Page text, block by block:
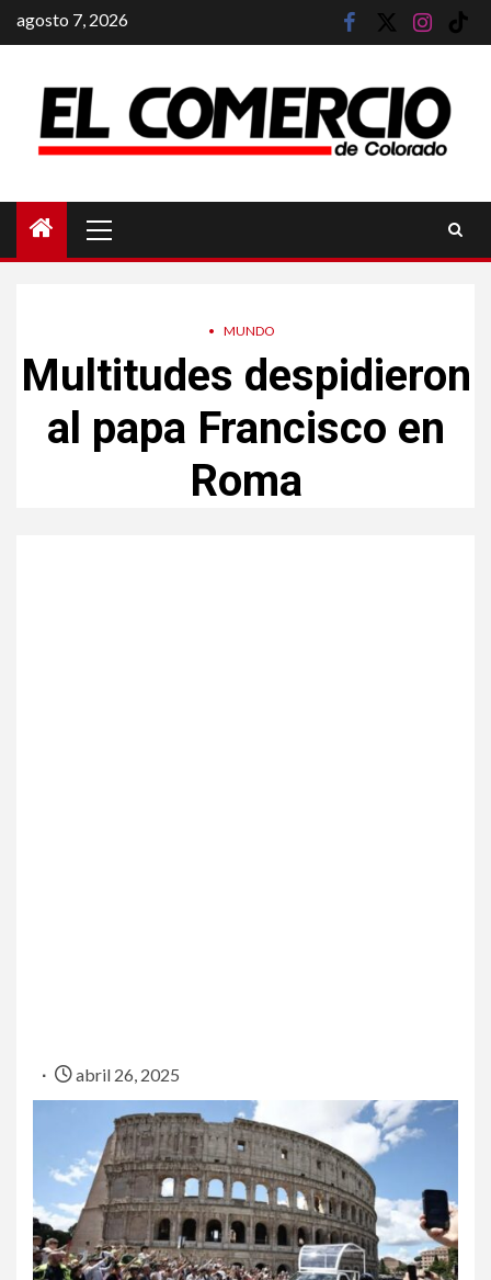
Saltar
al
agosto 7, 2026 facebook
twitterinstagram
tik
principal
• MUNDO
Multitudes despidieron
al papa Francisco en
Roma
abril 26, 2025